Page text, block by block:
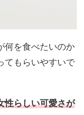
何を食べたいのか
てもらいやすいで
性らしい可愛さが